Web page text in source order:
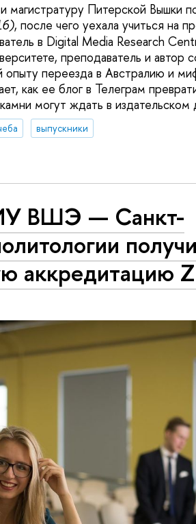
магистратуру Питерской Вышки
, после чего уехала учиться на
в Digital Media Research
преподаватель и автор
переезда в Австралию и
как ее блог в Телеграм
могут ждать в издательском
выпускники
ВШЭ — Санкт-
аккредитацию